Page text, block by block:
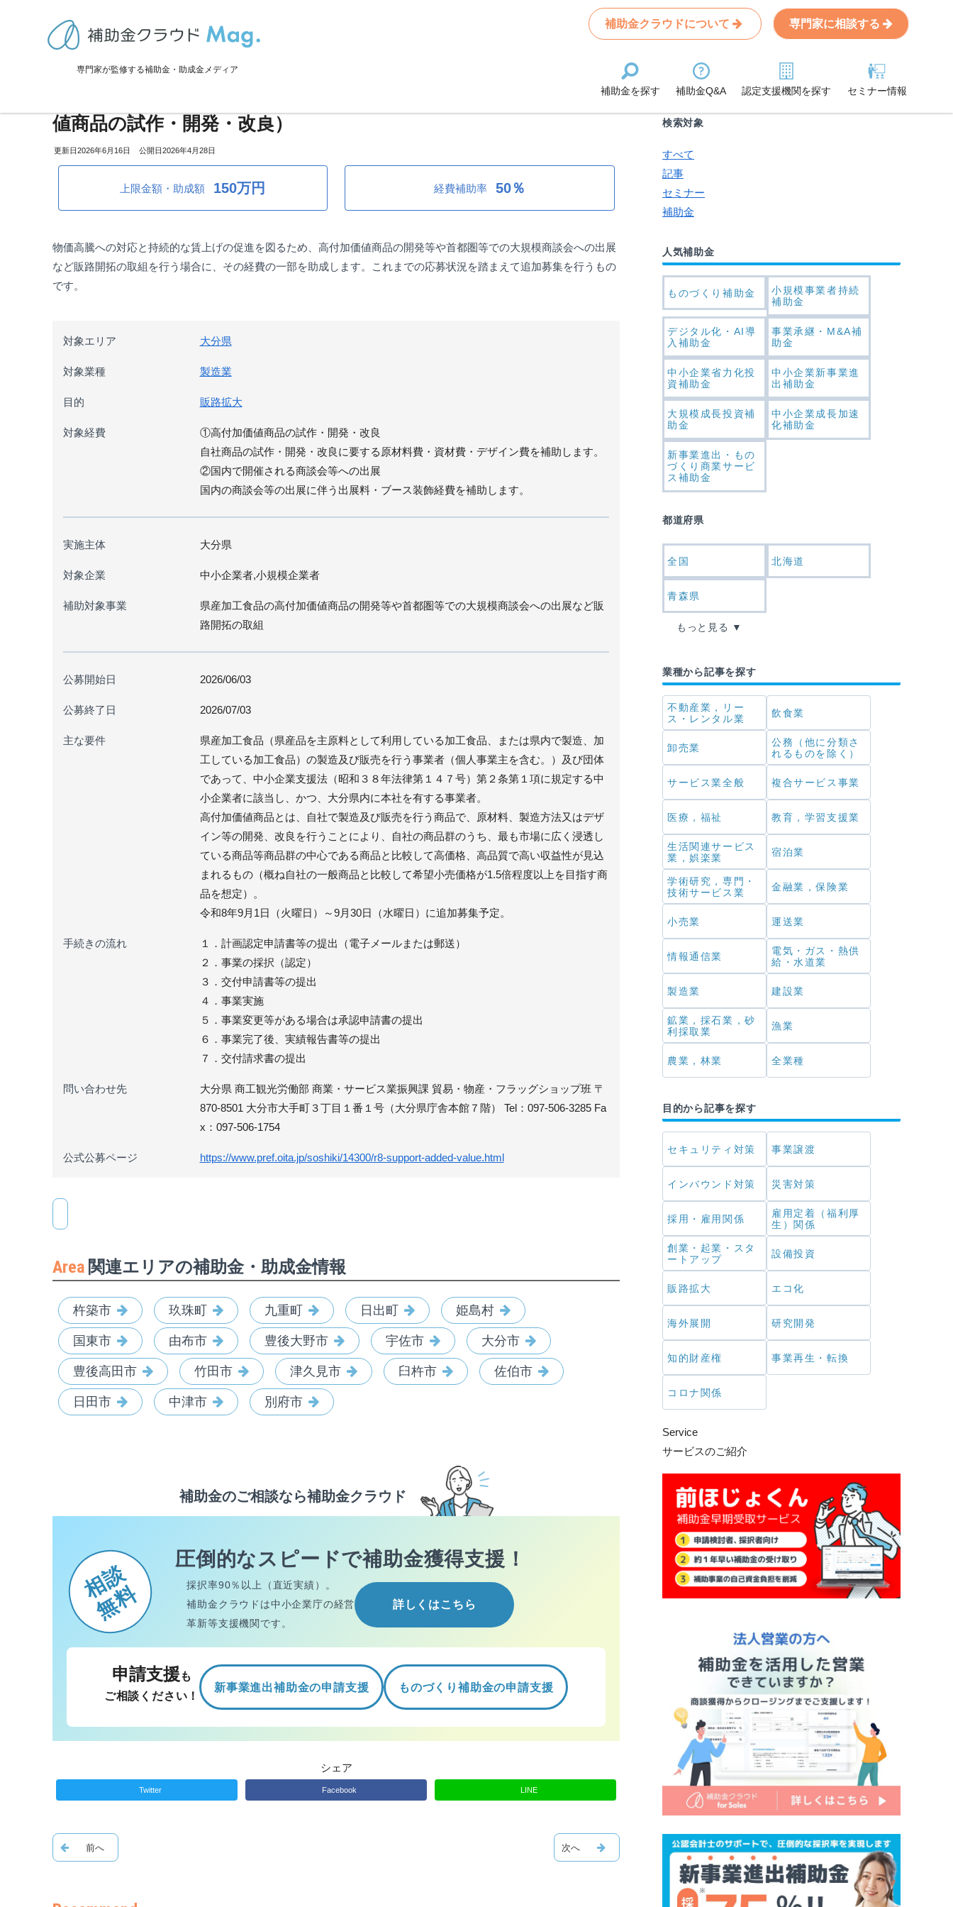
専門家が監修する補助金・助成金メディア
補助金クラウドについて 専門家に相談する
補助金を探す 補助金Q&A 認定支援機関を探す セミナー情報
>補助金・助成金詳細
大分県：県産加工食品高付加価値化等支援事業費補助金（高付加価
値商品の試作・開発・改良）
2026年6月16日 2026年4月28日
上限金額・助成額 150万円 経費補助率 50％
物価高騰への対応と持続的な賃上げの促進を図るため、高付加価値商品の開発等や首都圏等での大規模商談会への出展
など販路開拓の取組を行う場合に、その経費の一部を助成します。これまでの応募状況を踏まえて追加募集を行うもの
です。
対象エリア 大分県
対象業種 製造業
目的 販路拡大
対象経費
①高付加価値商品の試作・開発・改良
自社商品の試作・開発・改良に要する原材料費・資材費・デザイン費を補助します。
②国内で開催される商談会等への出展
国内の商談会等の出展に伴う出展料・ブース装飾経費を補助します。
実施主体 大分県
対象企業 中小企業者,小規模企業者
補助対象事業
県産加工食品の高付加価値商品の開発等や首都圏等での大規模商談会への出展など販
路開拓の取組
公募開始日 2026/06/03
公募終了日 2026/07/03
主な要件
県産加工食品（県産品を主原料として利用している加工食品、または県内で製造、加
工している加工食品）の製造及び販売を行う事業者（個人事業主を含む。）及び団体
であって、中小企業支援法（昭和３８年法律第１４７号）第２条第１項に規定する中
小企業者に該当し、かつ、大分県内に本社を有する事業者。
高付加価値商品とは、自社で製造及び販売を行う商品で、原材料、製造方法又はデザ
イン等の開発、改良を行うことにより、自社の商品群のうち、最も市場に広く浸透し
ている商品等商品群の中心である商品と比較して高価格、高品質で高い収益性が見込
まれるもの（概ね自社の一般商品と比較して希望小売価格が1.5倍程度以上を目指す商
品を想定）。
令和8年9月1日（火曜日）～9月30日（水曜日）に追加募集予定。
手続きの流れ
１．計画認定申請書等の提出（電子メールまたは郵送）
２．事業の採択（認定）
３．交付申請書等の提出
４．事業実施
５．事業変更等がある場合は承認申請書の提出
６．事業完了後、実績報告書等の提出
７．交付請求書の提出
問い合わせ先
大分県 商工観光労働部 商業・サービス業振興課 貿易・物産・フラッグショップ班 〒
870-8501 大分市大手町３丁目１番１号（大分県庁舎本館７階） Tel：097-506-3285 Fa
x：097-506-1754
公式公募ページ https://www.pref.oita.jp/soshiki/14300/r8-support-added-value.html
Area 関連エリアの補助金・助成金情報
杵築市 玖珠町 九重町 日出町 姫島村
国東市 由布市 豊後大野市 宇佐市 大分市
豊後高田市 竹田市 津久見市 臼杵市 佐伯市
日田市 中津市 別府市
補助金のご相談なら補助金クラウド
相談
無料
圧倒的なスピードで補助金獲得支援！
採択率90％以上（直近実績）。
補助金クラウドは中小企業庁の経営
革新等支援機関です。
詳しくはこちら
申請支援 も
ご相談ください！
新事業進出補助金の申請支援 ものづくり補助金の申請支援
シェア
Twitter Facebook LINE
Search
条件から記事を探す
検索対象
すべて
記事
セミナー
補助金
人気補助金
ものづくり補助金
小規模事業者持続
補助金
デジタル化・AI導
入補助金
事業承継・M&A補
助金
中小企業省力化投
資補助金
中小企業新事業進
出補助金
大規模成長投資補
助金
中小企業成長加速
化補助金
新事業進出・もの
づくり商業サービ
ス補助金
都道府県
全国 北海道
青森県
もっと見る
業種から記事を探す
不動産業，リー
ス・レンタル業
飲食業
卸売業
公務（他に分類さ
れるものを除く）
サービス業全般 複合サービス事業
医療，福祉 教育，学習支援業
生活関連サービス
業，娯楽業
宿泊業
学術研究，専門・
技術サービス業
金融業，保険業
小売業 運送業
情報通信業
電気・ガス・熱供
給・水道業
製造業 建設業
鉱業，採石業，砂
利採取業
漁業
農業，林業 全業種
目的から記事を探す
セキュリティ対策 事業譲渡
インバウンド対策 災害対策
採用・雇用関係
雇用定着（福利厚
生）関係
創業・起業・スタ
ートアップ
設備投資
販路拡大 エコ化
海外展開 研究開発
知的財産権 事業再生・転換
コロナ関係
Service
サービスのご紹介